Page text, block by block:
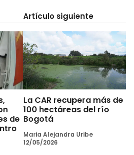
de
Artículo siguiente
La CAR recupera más de
100 hectáreas del río
Bogotá
Maria Alejandra Uribe
12/05/2026